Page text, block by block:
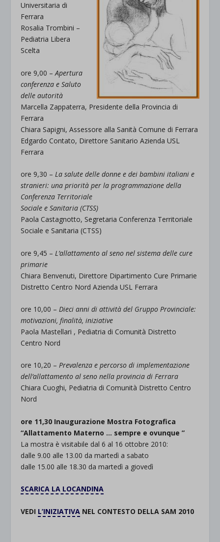
Universitaria di
Ferrara
Rosalia Trombini –
Pediatria Libera
Scelta
ore 9,00 –Apertura
conferenza e Saluto
delle autorità
Marcella Zappaterra, Presidente della Provincia di
Ferrara
Chiara Sapigni, Assessore alla Sanità Comune di Ferrara
Edgardo Contato, Direttore Sanitario Azienda USL
Ferrara
ore 9,30 –La salute delle donne e dei bambini italiani e
stranieri: una priorità per la programmazione della
Conferenza Territoriale
Sociale e Sanitaria (CTSS)
Paola Castagnotto, Segretaria Conferenza Territoriale
Sociale e Sanitaria (CTSS)
ore 9,45 – L’allattamento al seno nel sistema delle cure
primarie
Chiara Benvenuti, Direttore Dipartimento Cure Primarie
Distretto Centro Nord Azienda USL Ferrara
ore 10,00 –Dieci anni di attività del Gruppo Provinciale:
motivazioni, finalità, iniziative
Paola Mastellari , Pediatria di Comunità Distretto
Centro Nord
ore 10,20 –Prevalenza e percorso di implementazione
dell’allattamento al seno nella provincia di Ferrara
Chiara Cuoghi, Pediatria di Comunità Distretto Centro
Nord
ore 11,30 Inaugurazione Mostra Fotografica
“Allattamento Materno … sempre e ovunque ”
La mostra è visitabile dal 6 al 16 ottobre 2010:
dalle 9.00 alle 13.00 da martedì a sabato
dalle 15.00 alle 18.30 da martedì a giovedì
SCARICA LA LOCANDINA
VEDI L’INIZIATIVA NEL CONTESTO DELLA SAM 2010